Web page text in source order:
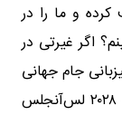
و ما را در
اگر غیرتی در
جام جهانی
را از آمریکا می‌گرفتند و دوما میزبانی المپیک ۲۰۲۸ لس‌آنجلس